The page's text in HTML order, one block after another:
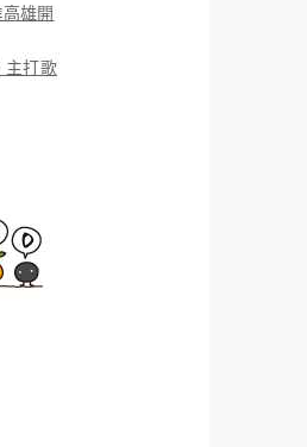
雄開
主打歌